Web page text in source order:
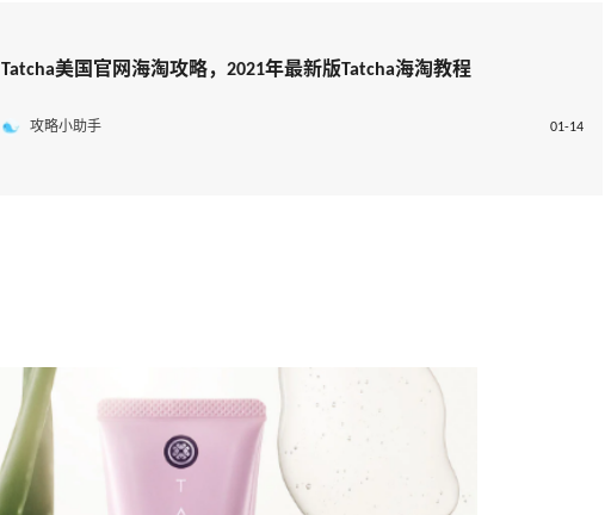
Tatcha美国官网海淘攻略，2021年最新版Tatcha海淘教程
攻略小助手 01-14
Tatcha美国官网海淘攻略，Tatcha海淘